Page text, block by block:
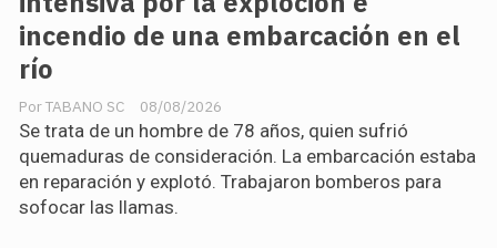
incendio de una embarcación en el
río
TABANO SC 08/08/2026
Se trata de un hombre de 78 años, quien sufrió
quemaduras de consideración. La embarcación estaba
en reparación y explotó. Trabajaron bomberos para
sofocar las llamas.